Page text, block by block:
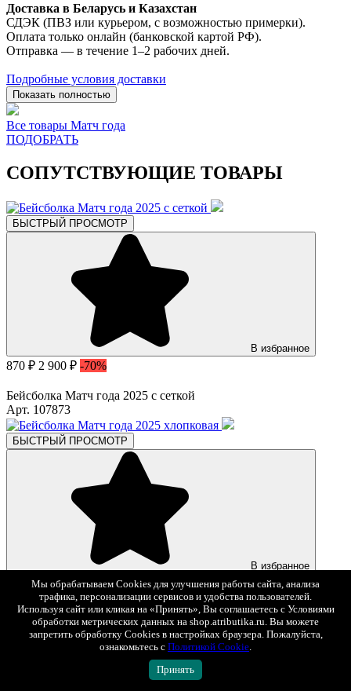
Доставка в Беларусь и Казахстан
СДЭК (ПВЗ или курьером, с возможностью примерки).
Оплата только онлайн (банковской картой РФ).
Отправка — в течение 1–2 рабочих дней.
Подробные условия доставки
Показать полностью
Все товары Матч года
ПОДОБРАТЬ
СОПУТСТВУЮЩИЕ ТОВАРЫ
БЫСТРЫЙ ПРОСМОТР
В избранное
870 ₽ 2 900 ₽ -70%
Бейсболка Матч года 2025 с сеткой
Арт. 107873
БЫСТРЫЙ ПРОСМОТР
В избранное
750 ₽ 2 500 ₽ -70%
Бейсболка Матч года 2025 хлопковая
Арт. 107870
Мы обрабатываем Cookies для улучшения работы сайта, анализа
трафика, персонализации сервисов и удобства пользователей.
Используя сайт или кликая на «Принять», Вы соглашаетесь с Условиями
обработки метрических данных на shop.atributika.ru. Вы можете
запретить обработку Cookies в настройках браузера. Пожалуйста,
ознакомьтесь с Политикой Cookie.
Принять